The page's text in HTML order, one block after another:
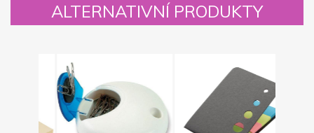
ALTERNATIVNÍ PRODUKTY